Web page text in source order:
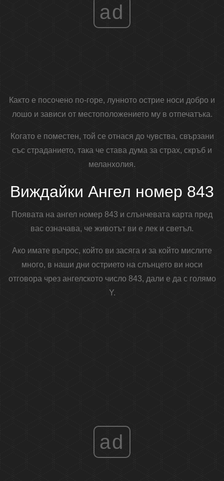
ad
Както е посочено по-горе, лунното острие носи добро и
лошо и зависи от местоположението му в отпечатъка.
Когато е поместен, той се отнася до чувства, свързани
със страданието, така че става дума за страх, скръб и
меланхолия.
Виждайки Ангел номер 843
Появата на ангел номер 843 и слънчевата карта пред
вас означава, че животът ви е лек и светъл.
Ако имате въпрос, който ви засяга и за който мислите
много, в наши дни острието на слънцето ви носи
отговора чрез ангелското число 843, дали е да с голямо
Y.
ad